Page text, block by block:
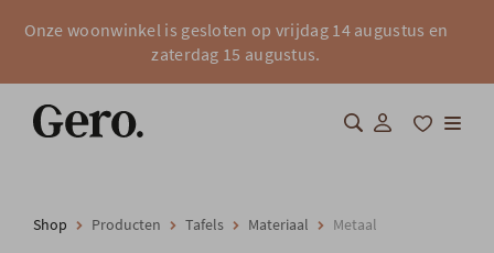
Onze woonwinkel is gesloten op vrijdag 14 augustus en
zaterdag 15 augustus.
Shop Producten Tafels Materiaal Metaal